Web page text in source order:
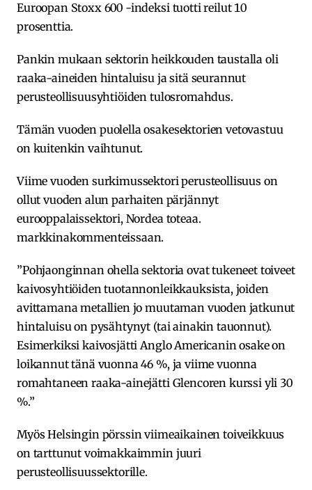
Euroopan Stoxx 600 -indeksi tuotti reilut 10
prosenttia.
Pankin mukaan sektorin heikkouden taustalla oli
raaka-aineiden hintaluisu ja sitä seurannut
perusteollisuusyhtiöiden tulosromahdus.
Tämän vuoden puolella osakesektorien vetovastuu
on kuitenkin vaihtunut.
Viime vuoden surkimussektori perusteollisuus on
ollut vuoden alun parhaiten pärjännyt
eurooppalaissektori, Nordea toteaa.
markkinakommenteissaan.
”Pohjaonginnan ohella sektoria ovat tukeneet toiveet
kaivosyhtiöiden tuotannonleikkauksista, joiden
avittamana metallien jo muutaman vuoden jatkunut
hintaluisu on pysähtynyt (tai ainakin tauonnut).
Esimerkiksi kaivosjätti Anglo Americanin osake on
loikannut tänä vuonna 46 %, ja viime vuonna
romahtaneen raaka-ainejätti Glencoren kurssi yli 30
%.”
Myös Helsingin pörssin viimeaikainen toiveikkuus
on tarttunut voimakkaimmin juuri
perusteollisuussektorille.